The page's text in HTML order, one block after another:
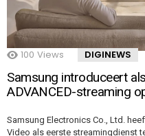
100 Views DIGINEWS
Samsung introduceert
ADVANCED-streaming
Samsung Electronics Co., Ltd.
Video als eerste streamingdienst